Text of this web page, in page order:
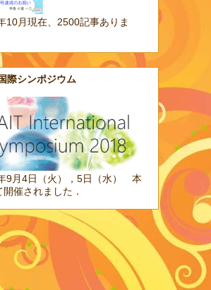
10月現在、2500記事ありま
際シンポジウム
9月4日（火），5日（水） 本
開催されました．